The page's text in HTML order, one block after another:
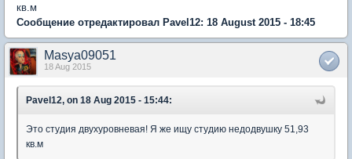
кв.м
Сообщение отредактировал Pavel12: 18 August 2015 - 18:45
Masya09051
18 Aug 2015
Pavel12, on 18 Aug 2015 - 15:44:
Это студия двухуровневая! Я же ищу студию недодвушку 51,93
кв.м